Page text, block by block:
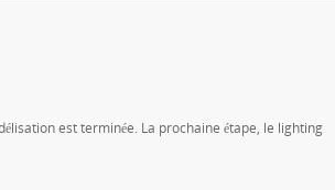
est terminée. La prochaine étape, le lighting